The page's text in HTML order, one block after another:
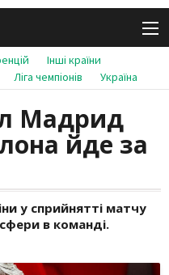
Інші країни
Ліга чемпіонів Україна
Мадрид
йде за
у сприйнятті матчу
в команді.